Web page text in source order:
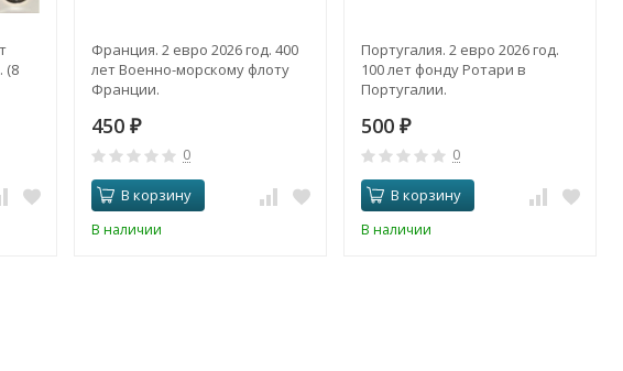
(8
Франция. 2 евро 2026 год. 400
лет Военно-морскому флоту
Франции.
450 ₽
0
В корзину
В наличии
Португалия. 2 евро 2026 год.
100 лет фонду Ротари в
Португалии.
500 ₽
0
В корзину
В наличии